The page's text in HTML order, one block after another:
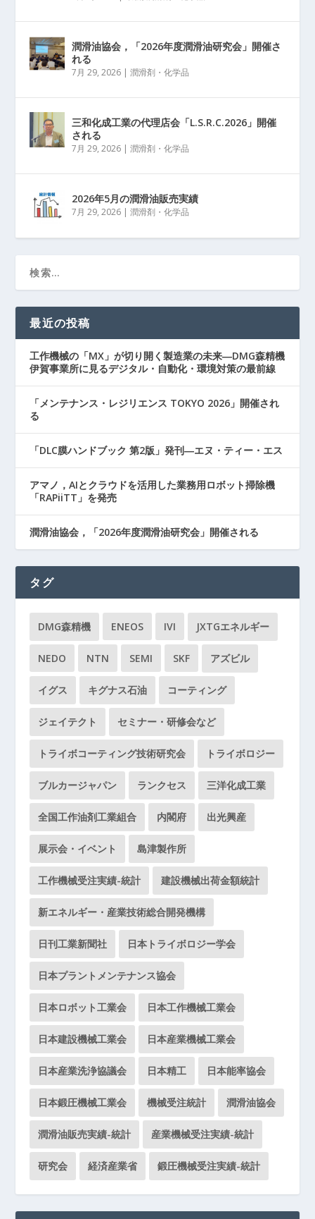
潤滑油協会，「2026年度潤滑油研究会」開催さ
れる
7月 29, 2026 |潤滑剤・化学品
三和化成工業の代理店会「L.S.R.C.2026」開催
される
7月 29, 2026 |潤滑剤・化学品
2026年5月の潤滑油販売実績
7月 29, 2026 |潤滑剤・化学品
最近の投稿
工作機械の「MX」が切り開く製造業の未来―DMG森精機
伊賀事業所に見るデジタル・自動化・環境対策の最前線
「メンテナンス・レジリエンス TOKYO 2026」開催され
る
「DLC膜ハンドブック 第2版」発刊―エヌ・ティー・エス
アマノ，AIとクラウドを活用した業務用ロボット掃除機
「RAPiiTT」を発売
潤滑油協会，「2026年度潤滑油研究会」開催される
タグ
DMG森精機 ENEOS IVI JXTGエネルギー
NEDO NTN SEMI SKF アズビル
イグス キグナス石油 コーティング
ジェイテクト セミナー・研修会など
トライボコーティング技術研究会 トライボロジー
ブルカージャパン ランクセス 三洋化成工業
全国工作油剤工業組合 内閣府 出光興産
展示会・イベント 島津製作所
工作機械受注実績-統計 建設機械出荷金額統計
新エネルギー・産業技術総合開発機構
日刊工業新聞社 日本トライボロジー学会
日本プラントメンテナンス協会
日本ロボット工業会 日本工作機械工業会
日本建設機械工業会 日本産業機械工業会
日本産業洗浄協議会 日本精工 日本能率協会
日本鍛圧機械工業会 機械受注統計 潤滑油協会
潤滑油販売実績-統計 産業機械受注実績-統計
研究会 経済産業省 鍛圧機械受注実績-統計